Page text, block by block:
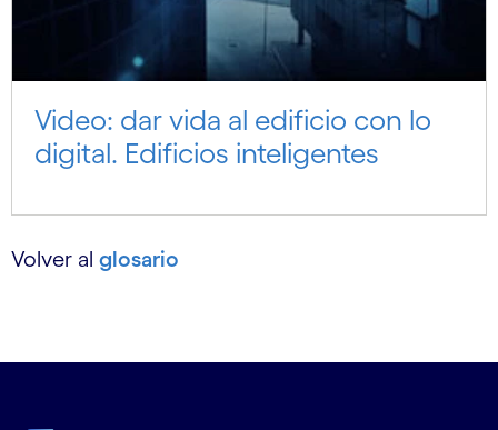
Video: dar vida al edificio con lo
digital. Edificios inteligentes
Volver al glosario